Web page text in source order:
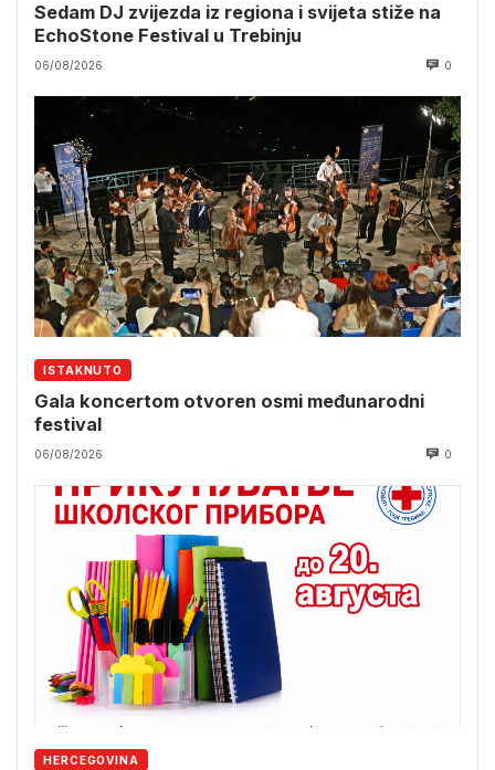
Sedam DJ zvijezda iz regiona i svijeta stiže na
EchoStone Festival u Trebinju
06/08/2026 0
ISTAKNUTO
Gala koncertom otvoren osmi međunarodni
festival
06/08/2026 0
HERCEGOVINA